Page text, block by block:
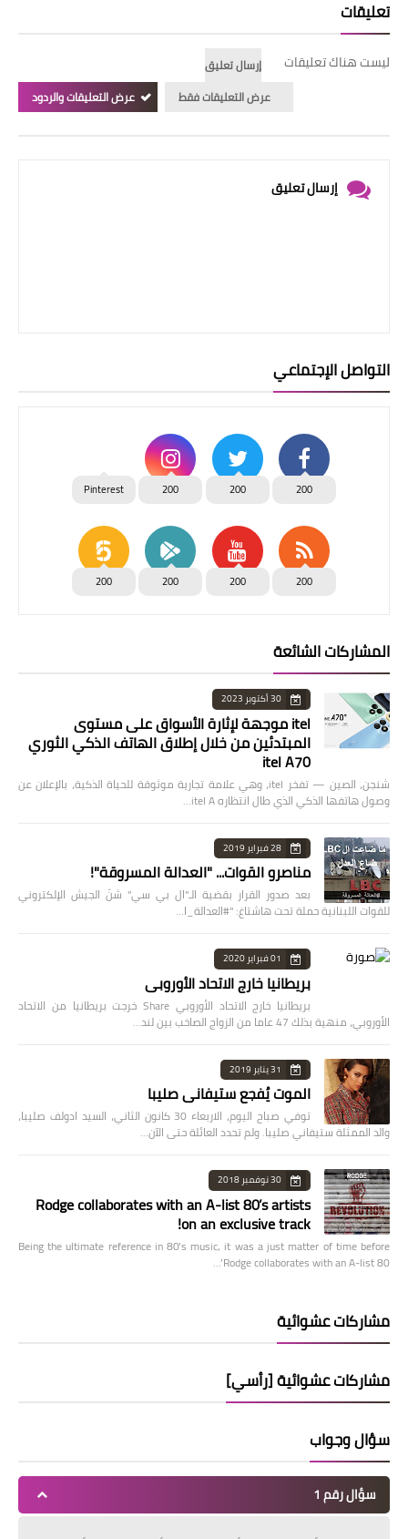
تعليقات
ليست هناك تعليقات
إرسال تعليق
عرض التعليقات فقط
عرض التعليقات والردود
إرسال تعليق
التواصل الإجتماعي
200
200
200
Pinterest
200
200
200
200
المشاركات الشائعة
30 أكتوبر 2023
itel موجهة لإثارة الأسواق على مستوى
المبتدئين من خلال إطلاق الهاتف الذكي الثوري
itel A70
شنجن، الصين — تفخر itel، وهي علامة تجارية موثوقة للحياة الذكية، بالإعلان عن
وصول هاتفها الذكي الذي طال انتظاره itel A…
28 فبراير 2019
مناصرو القوات... "العدالة المسروقة"!
بعد صدور القرار بقضية الـ"ال بي سي" شنّ الجيش الإلكتروني
للقوات اللبنانية حملة تحت هاشتاغ: "#العدالة_ا…
01 فبراير 2020
بريطانيا خارج الاتحاد الأوروبي
بريطانيا خارج الاتحاد الأوروبي Share خرجت بريطانيا من الاتحاد
الأوروبي، منهية بذلك 47 عاما من الزواج الصاخب بين لند…
31 يناير 2019
الموت يُفجع ستيفاني صليبا
توفي صباح اليوم، الاربعاء 30 كانون الثاني، السيد ادولف صليبا،
والد الممثلة ستيفاني صليبا. ولم تحدد العائلة حتى الآن…
30 نوفمبر 2018
Rodge collaborates with an A-list 80’s artists
on an exclusive track!
Being the ultimate reference in 80’s music, it was a just matter of time before
Rodge collaborates with an A-list 80’…
مشاركات عشوائية
مشاركات عشوائية [رأسي]
سؤال وجواب
سؤال رقم 1